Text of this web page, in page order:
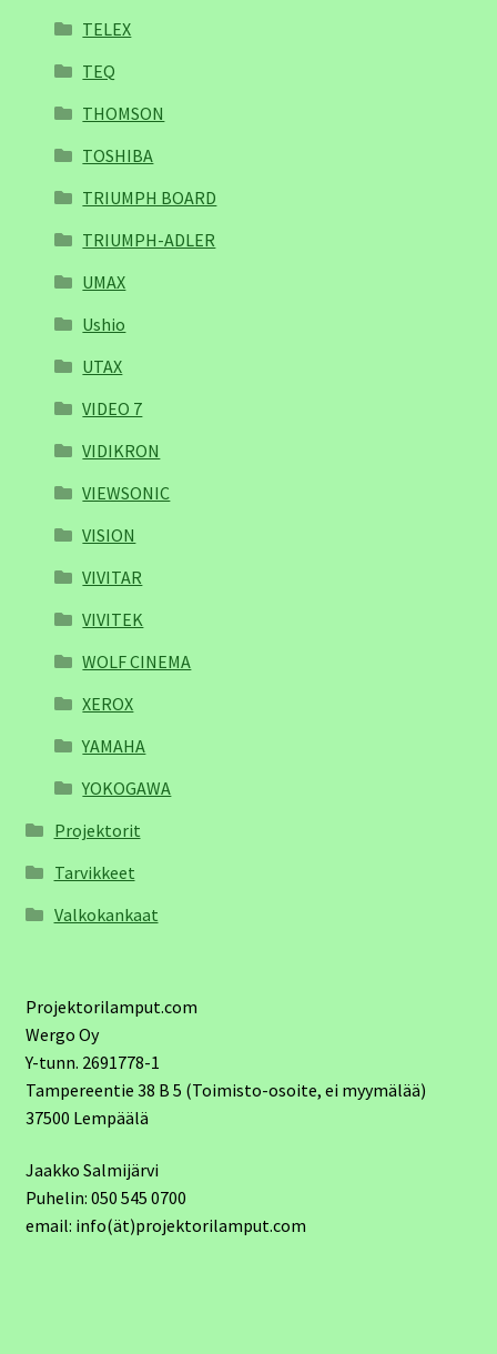
TELEX
TEQ
THOMSON
TOSHIBA
TRIUMPH BOARD
TRIUMPH-ADLER
UMAX
Ushio
UTAX
VIDEO 7
VIDIKRON
VIEWSONIC
VISION
VIVITAR
VIVITEK
WOLF CINEMA
XEROX
YAMAHA
YOKOGAWA
Projektorit
Tarvikkeet
Valkokankaat
Projektorilamput.com
Wergo Oy
Y-tunn. 2691778-1
Tampereentie 38 B 5 (Toimisto-osoite, ei myymälää)
37500 Lempäälä
Jaakko Salmijärvi
Puhelin: 050 545 0700
email: info(ät)projektorilamput.com